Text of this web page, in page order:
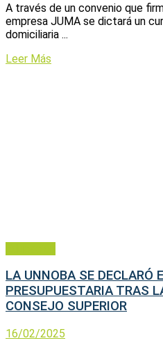
A través de un convenio que
empresa JUMA se dictará un
domiciliaria ...
Leer Más
LA UNNOBA SE DECLARÓ
PRESUPUESTARIA TRAS
CONSEJO SUPERIOR
16/02/2025